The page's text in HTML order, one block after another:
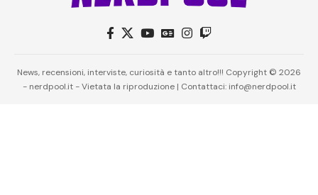
News, recensioni, interviste, curiosità e tanto altro!!! Copyright © 2026
- nerdpool.it - Vietata la riproduzione | Contattaci: info@nerdpool.it